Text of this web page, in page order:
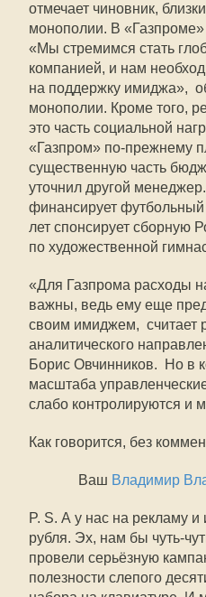
отмечает чиновник,
монополии. В
«Мы стремимся стать
компанией, и нам
на поддержку имиджа», 
монополии. Кроме того,
это часть социальной
«Газпром» по-прежнему
существенную часть
уточнил другой
финансирует
лет спонсирует сборную
по художественной
«Для Газпрома расходы
важны, ведь ему еще
своим имиджем,  считает
аналитического
Борис Овчинников.  Но в
масштаба
слабо контролируются и
Как говорится, без
Ваш Владимир
P. S. А у нас на рекламу
рубля. Эх, нам бы чуть-
провели серьёзную
полезности слепого